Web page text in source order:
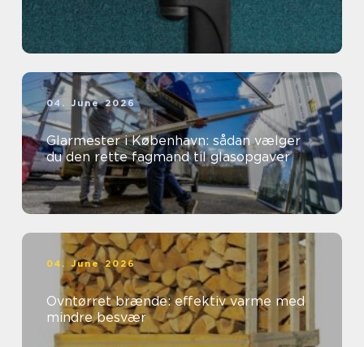
04. June 2026
Glarmester i København: sådan vælger
du den rette fagmand til glasopgaver
04. June 2026
Ovntørret brænde: effektiv varme med
mindre besvær